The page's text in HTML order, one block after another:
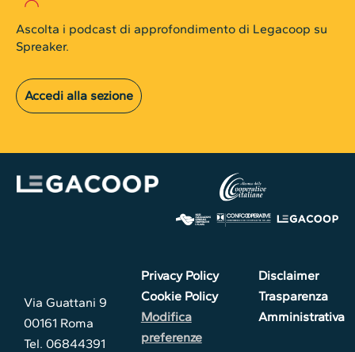
Ascolta i podcast di approfondimento di Legacoop su
Spreaker.
Accedi alla sezione
Via Guattani 9
00161 Roma
Tel. 06844391
Privacy Policy
Cookie Policy
Modifica
preferenze
Disclaimer
Trasparenza
Amministrativa